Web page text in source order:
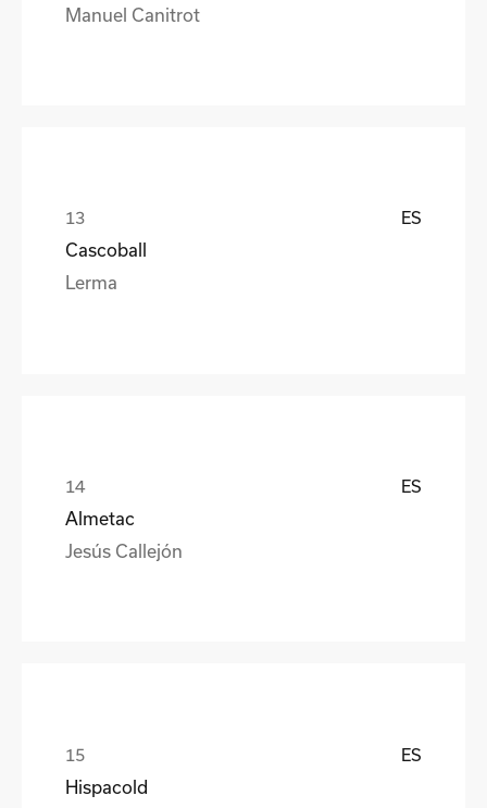
Manuel Canitrot
ES
Cascoball
Lerma
ES
Almetac
Jesús Callejón
ES
Hispacold